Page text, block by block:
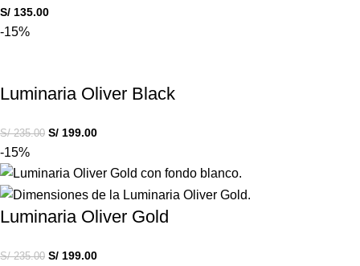
S/ 135.00
-15%
Luminaria Oliver Black
S/235.00 S/ 199.00
-15%
Luminaria Oliver Gold
S/235.00 S/ 199.00